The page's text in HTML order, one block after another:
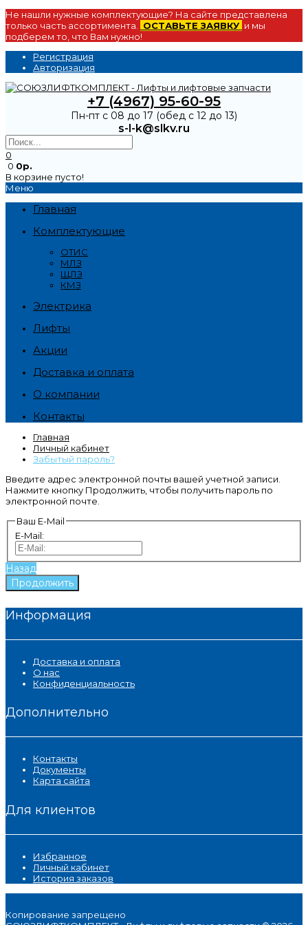
Не нашли нужные комплектующие? На сайте представлена
только часть ассортимента.
ОСТАВЬТЕ ЗАЯВКУ и мы
подберем то, что Вам нужно!
Регистрация
Авторизация
+7 (4967) 95-60-95
Пн-пт с 08 до 17 (обед с 12 до 13)
s-l-k@slkv.ru
0
0 0р.
В корзине пусто!
Меню
Главная
Комплектующие
ОТИС
МЛЗ
ЩЛЗ
КМЗ
Электрика
Лифты
Акции
Доставка и оплата
О компании
Контакты
Главная
Личный кабинет
Забытый пароль?
Введите адрес электронной почты вашей учетной записи.
Нажмите кнопку Продолжить, чтобы получить пароль по
электронной почте.
Ваш E-Mail
E-Mail:
Назад
Информация
Доставка и оплата
О нас
Конфиденциальность
Дополнительно
Контакты
Документы
Карта сайта
Для клиентов
Избранное
Личный кабинет
История заказов
Копирование запрещено